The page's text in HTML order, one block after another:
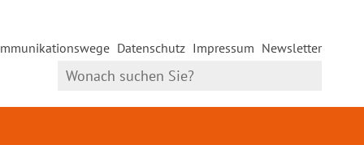
Datenschutz Impressum Newsletter